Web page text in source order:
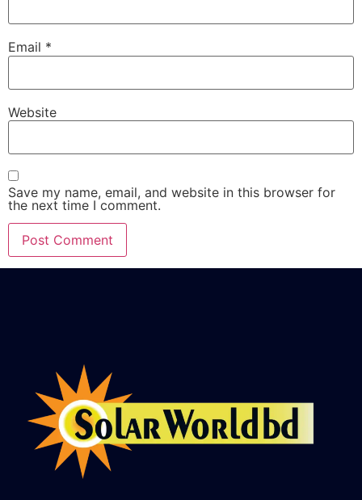
Email *
Website
Save my name, email, and website in this browser for
the next time I comment.